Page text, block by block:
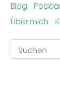
Blog
Über mich
Suchen